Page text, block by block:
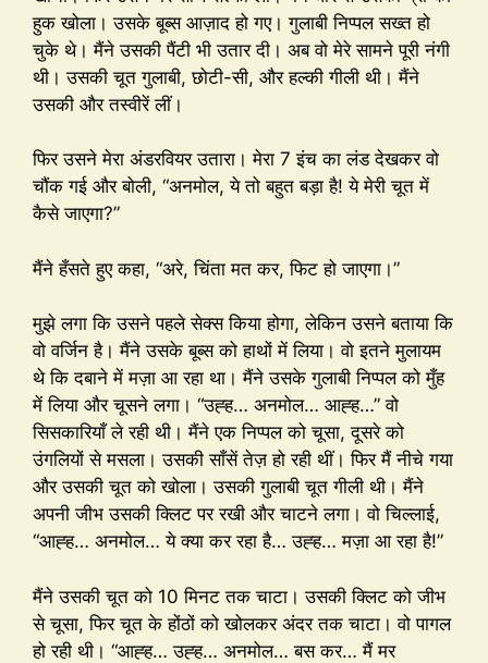
हुक खोला। उसके बूब्स आज़ाद हो गए। गुलाबी निप्पल सख्त हो
चुके थे। मैंने उसकी पैंटी भी उतार दी। अब वो मेरे सामने पूरी नंगी
थी। उसकी चूत गुलाबी, छोटी-सी, और हल्की गीली थी। मैंने
उसकी और तस्वीरें लीं।
फिर उसने मेरा अंडरवियर उतारा। मेरा 7 इंच का लंड देखकर वो
चौंक गई और बोली, “अनमोल, ये तो बहुत बड़ा है! ये मेरी चूत में
कैसे जाएगा?”
मैंने हँसते हुए कहा, “अरे, चिंता मत कर, फिट हो जाएगा।”
मुझे लगा कि उसने पहले सेक्स किया होगा, लेकिन उसने बताया कि
वो वर्जिन है। मैंने उसके बूब्स को हाथों में लिया। वो इतने मुलायम
थे कि दबाने में मज़ा आ रहा था। मैंने उसके गुलाबी निप्पल को मुँह
में लिया और चूसने लगा। “उह्ह… अनमोल… आह्ह…” वो
सिसकारियाँ ले रही थी। मैंने एक निप्पल को चूसा, दूसरे को
उंगलियों से मसला। उसकी साँसें तेज़ हो रही थीं। फिर मैं नीचे गया
और उसकी चूत को खोला। उसकी गुलाबी चूत गीली थी। मैंने
अपनी जीभ उसकी क्लिट पर रखी और चाटने लगा। वो चिल्लाई,
“आह्ह… अनमोल… ये क्या कर रहा है… उह्ह… मज़ा आ रहा है!”
मैंने उसकी चूत को 10 मिनट तक चाटा। उसकी क्लिट को जीभ
से चूसा, फिर चूत के होंठों को खोलकर अंदर तक चाटा। वो पागल
हो रही थी। “आह्ह… उह्ह… अनमोल… बस कर… मैं मर